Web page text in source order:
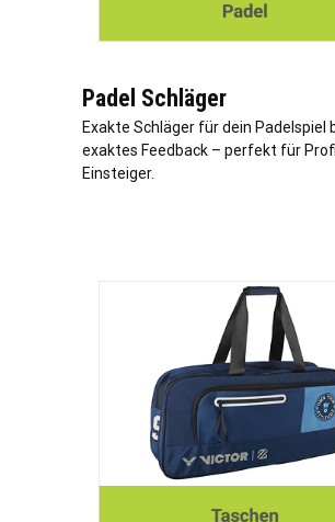
Padel Schläger
Exakte Schläger für dein Padelspiel
exaktes Feedback – perfekt für
Einsteiger.